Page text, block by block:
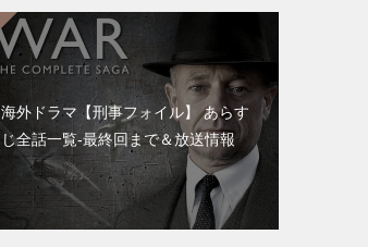
海外ドラマ【刑事フォイル】 あらす
じ全話一覧-最終回まで＆放送情報